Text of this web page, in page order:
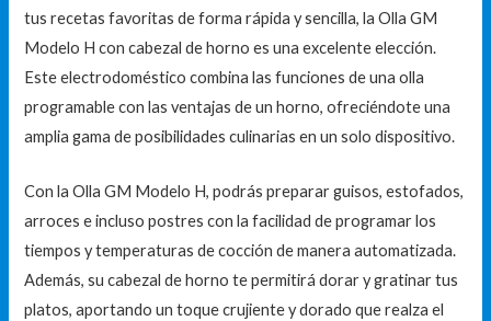
tus recetas favoritas de forma rápida y sencilla, la Olla GM
Modelo H con cabezal de horno es una excelente elección.
Este electrodoméstico combina las funciones de una olla
programable con las ventajas de un horno, ofreciéndote una
amplia gama de posibilidades culinarias en un solo dispositivo.
Con la Olla GM Modelo H, podrás preparar guisos, estofados,
arroces e incluso postres con la facilidad de programar los
tiempos y temperaturas de cocción de manera automatizada.
Además, su cabezal de horno te permitirá dorar y gratinar tus
platos, aportando un toque crujiente y dorado que realza el